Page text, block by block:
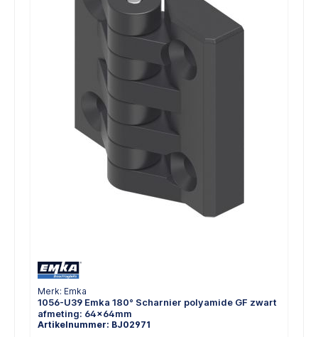
Merk: Emka
1056-U39 Emka 180° Scharnier polyamide GF zwart
afmeting: 64x64mm
Artikelnummer: BJ02971